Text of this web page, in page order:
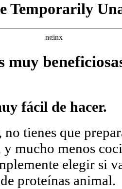
muy
fácil de hacer.
tienes que
mucho menos
elegir si
proteínas animal.